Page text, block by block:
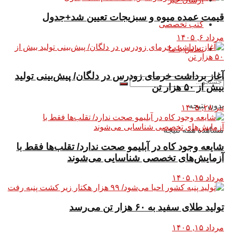
کتب تخصصی
تماس با ما
بدون نتیجه
مشاهده همه نتیجه
قیمت عمده میوه و سبزیجات تعیین شد+جدول
مرداد ۶, ۱۴۰۵
آغاز برداشت خرمای زودرس در دلگان/ پیش‌بینی تولید
بیش از ۵۰ هزار تن
تیر ۲۸, ۱۴۰۵
شایعه وجود کاه در آبلیمو صحت ندارد/ تقلب‌ها فقط با
آزمایش‌های تخصصی شناسایی می‌شوند
مرداد ۱۵, ۱۴۰۵
تولید طلای سفید به ۶۰ هزار تن می‌رسد
مرداد ۱۵, ۱۴۰۵